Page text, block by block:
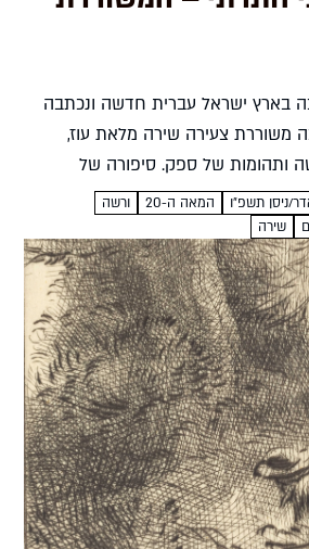
בארץ ישראל עברית חדשה ונכתבה
משוררת צעירה שירה מלאת עוז,
ותהומות של ספק. סיפורה של
לסלול לה דרך משלה רותם...
המאה ה-20
ורשה
שירה